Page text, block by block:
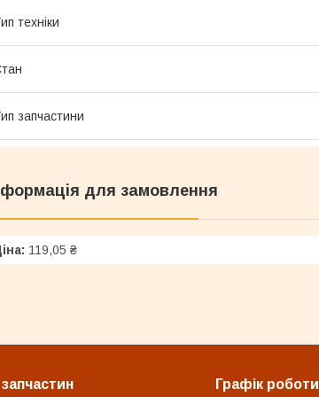
техніки
запчастини
для замовлення
119,05 ₴
Графік роботи